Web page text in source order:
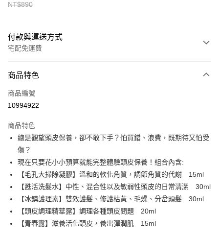
NT$890
付款與運送方式
宅配免運費
全家線上支付
運送方式
本島宅配-活動商品
免運費
離島宅配-常溫商品
免運費
商品特色
商品編號
10994922
商品特色
總是觀望頭皮保養，卻不敢下手？怕買錯、浪費，既期待又怕受
傷？
現在只要花小小預算就能完整體驗頭皮保養！組合內含:
【毛孔大掃除凝膠】溫和的軟化角質，調節角質的代謝 15ml
【甦活洗髮水】中性、混合性以及敏弱性頭皮的日常清潔 30ml
【冰鎮護理素】雙效護髮、修護枯黃、毛燥、分岔頭髮 30ml
【頭皮調理精華露】調理各種頭皮問題 20ml
【青春露】滋養活化頭皮，養出彈潤肌 15ml